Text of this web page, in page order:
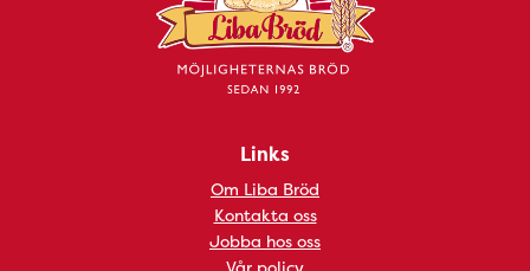
Links
Om Liba Bröd
Kontakta oss
Jobba hos oss